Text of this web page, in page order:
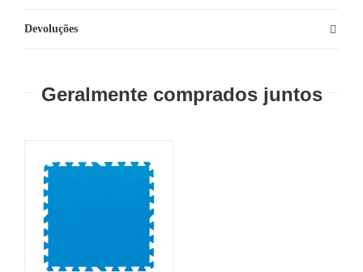
Devoluções
Geralmente comprados juntos